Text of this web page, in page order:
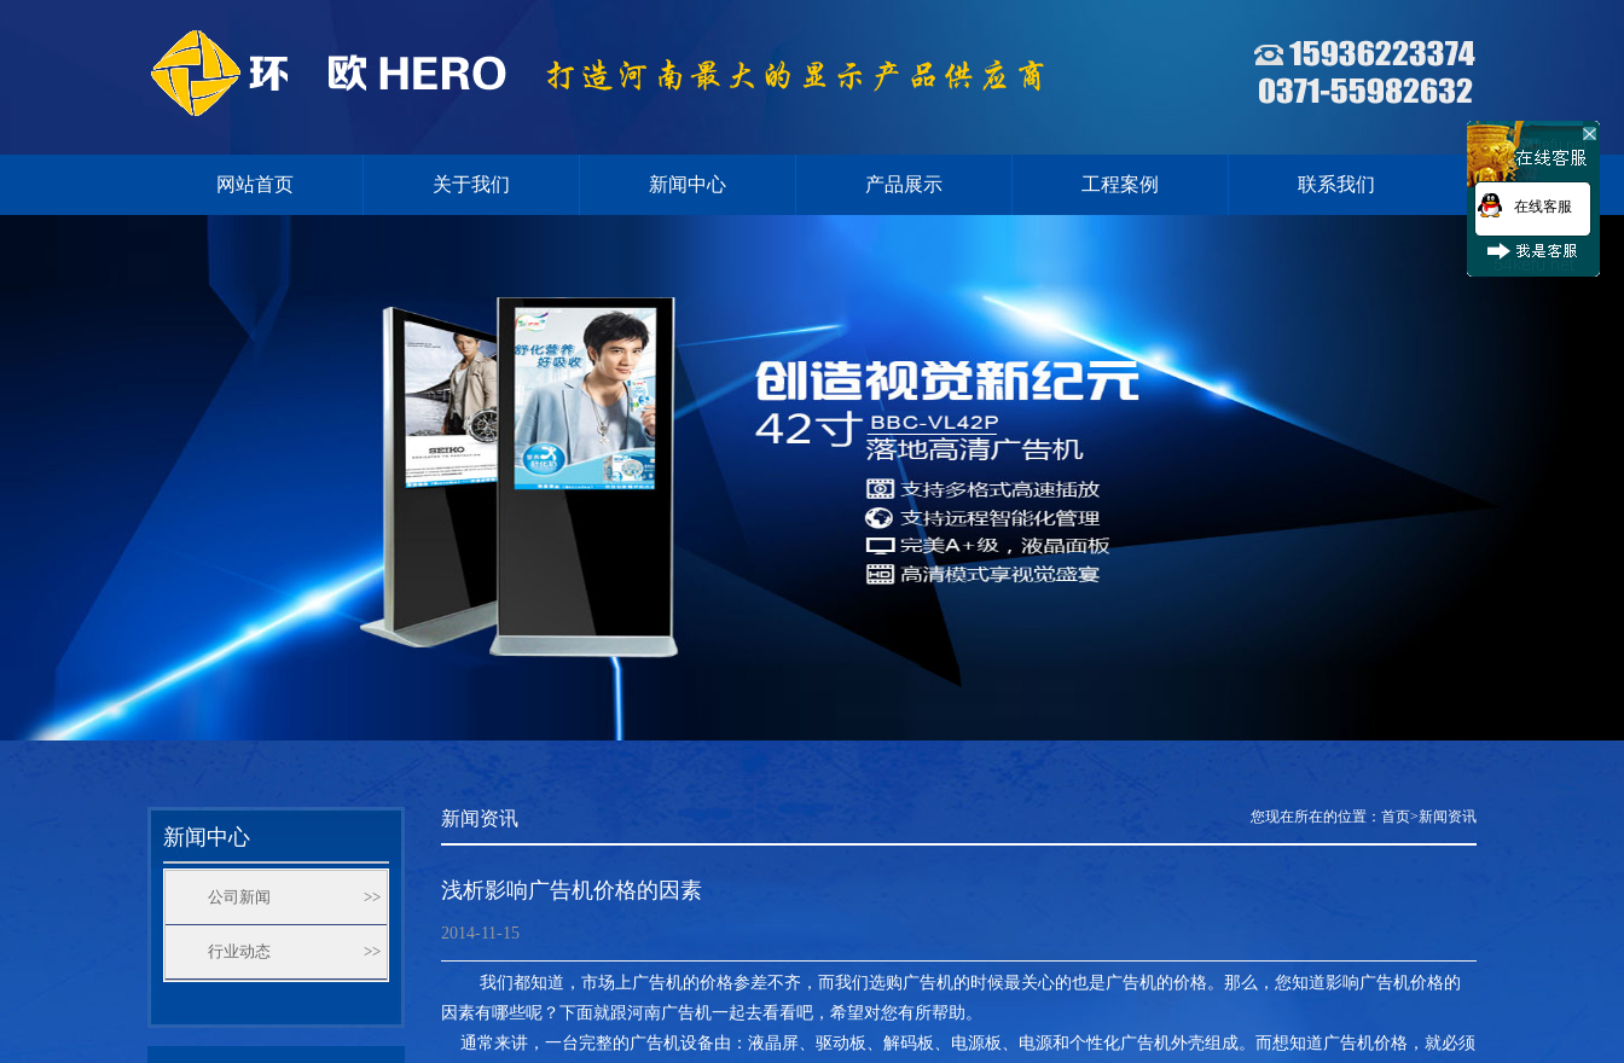
在线客服
网站首页 关于我们 新闻中心 产品展示 工程案例 联系我们
新闻中心
公司新闻 >>
行业动态 >>
新闻资讯 您现在所在的位置： 首页>新闻资讯
浅析影响广告机价格的因素
2014-11-15
我们都知道，市场上广告机的价格参差不齐，而我们选购广告机的时候最关心的也是广告机的价格。那么，您知道影响广告机价格的
因素有哪些呢？下面就跟河南广告机一起去看看吧，希望对您有所帮助。
通常来讲，一台完整的广告机设备由：液晶屏、驱动板、解码板、电源板、电源和个性化广告机外壳组成。而想知道广告机价格，就必须